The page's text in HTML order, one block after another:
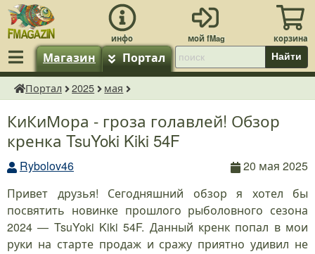
Магазин Портал Найти
fMagazin.ru
Портал 2025 мая
КиКиМора - гроза голавлей! Обзор
кренка TsuYoki Kiki 54F
Rybolov46
20 мая 2025
Привет друзья! Сегодняшний обзор я хотел бы
посвятить новинке прошлого рыболовного сезона
2024 — TsuYoki Kiki 54F. Данный кренк попал в мои
руки на старте продаж и сражу приятно удивил не